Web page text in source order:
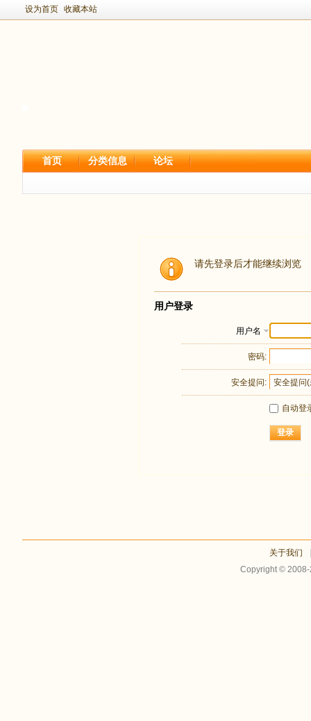
设为首页 收藏本站
首页 分类信息 论坛
请先登录后才能继续浏览
用户登录
用户名
密码:
安全提问:
自动登
登录
关于我们
Copyright ©